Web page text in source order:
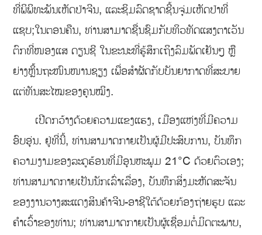
ທີ່ພິພິທະພັນເຫັດປ່າຈີນ, ແລະຊິມລົດຊາດຊີ້ນຈຸ່ມເຫັດປ່າທີ່
ແຊບ;ໃນຕອນຄືນ, ທ່ານສາມາດຊື່ນຊົມກັບທິວທັດແສງຕາເວັນ
ຕົກທີ່ໜອງແສ ດຽນຊີ ໃນຂະນະທີ່ຮູ້ສຶກເຖິງລົມພັດເຢັນໆ ຫຼື
ຍ່າງຫຼິ້ນຖະໜົນໜານຊຽງ ເພື່ອສຳຜັດກັບບັນຍາກາດທີ່ສະບາຍ
ແຕ່ທັນສະໄໝຂອງຄຸນໝິງ.
ເປີດກວ້າງດ້ວຍຄວາມແຂງແຮງ, ເມືອງແຫ່ງທີ່ມີຄວາມ
ອົບອຸ່ນ. ຢູ່ທີ່ນີ້, ທ່ານສາມາດກາຍເປັນຜູ້ມີປະສົບການ, ບັນທຶກ
ຄວາມງາມຂອງລະດູຮ້ອນທີ່ມີອຸນຫະພູມ 21°C ດ້ວຍຕົວເອງ;
ທ່ານສາມາດກາຍເປັນນັກເລົ່າເລື່ອງ, ບັນທຶກສິ່ງມະຫັດສະຈັນ
ຂອງງານວາງສະແດງສິນຄ້າຈີນ-ອາຊີໃຕ້ດ້ວຍກ້ອງຖ່າຍຮູບ ແລະ
ຄຳເວົ້າຂອງທ່ານ; ທ່ານສາມາດກາຍເປັນຜູ້ເຊື່ອມຕໍ່ມິດຕະພາບ,